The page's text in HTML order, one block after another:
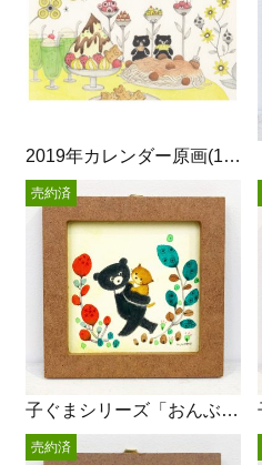
2019年カレンダー原画(11月)
子ぐまシリーズ「おんぶねこさん」
売約済
売約済